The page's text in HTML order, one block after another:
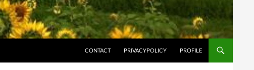
CONTACT
PRIVACYPOLICY PROFILE